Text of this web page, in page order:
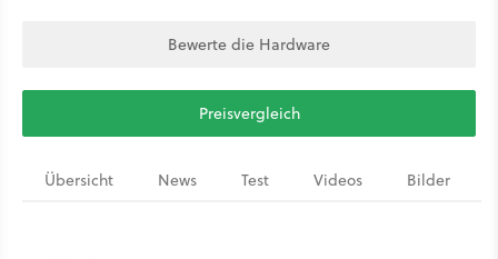
Bewerte die Hardware
Preisvergleich
Übersicht News Test Videos Bilder